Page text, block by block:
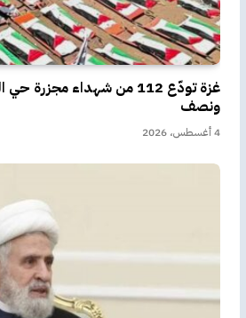
غزة تودّع 112 من شهداء
ونصف
4 أغسطس، 2026